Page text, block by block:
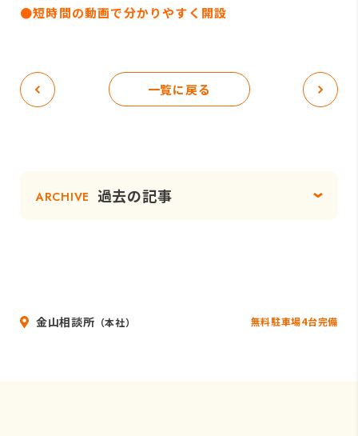
●短時間の動画で分かりやすく開設
一覧に戻る
ARCHIVE 過去の記事
金山相談所 （本社） 無料駐車場4台完備